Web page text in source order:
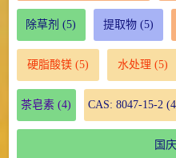
除草剂 (5) 提取物(5)
硬脂酸镁(5) 水处理 (5)
茶皂素 (4) CAS: 8047-15-2
国